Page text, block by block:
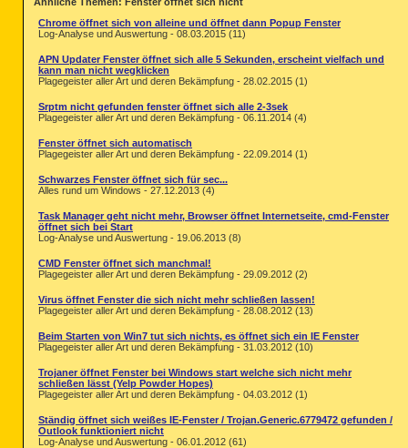
Chrome öffnet sich von alleine und öffnet dann Popup Fenster
Log-Analyse und Auswertung - 08.03.2015 (11)
APN Updater Fenster öffnet sich alle 5 Sekunden, erscheint vielfach und
kann man nicht wegklicken
Plagegeister aller Art und deren Bekämpfung - 28.02.2015 (1)
Srptm nicht gefunden fenster öffnet sich alle 2-3sek
Plagegeister aller Art und deren Bekämpfung - 06.11.2014 (4)
Fenster öffnet sich automatisch
Plagegeister aller Art und deren Bekämpfung - 22.09.2014 (1)
Schwarzes Fenster öffnet sich für sec...
Alles rund um Windows - 27.12.2013 (4)
Task Manager geht nicht mehr, Browser öffnet Internetseite, cmd-Fenster
öffnet sich bei Start
Log-Analyse und Auswertung - 19.06.2013 (8)
CMD Fenster öffnet sich manchmal!
Plagegeister aller Art und deren Bekämpfung - 29.09.2012 (2)
Virus öffnet Fenster die sich nicht mehr schließen lassen!
Plagegeister aller Art und deren Bekämpfung - 28.08.2012 (13)
Beim Starten von Win7 tut sich nichts, es öffnet sich ein IE Fenster
Plagegeister aller Art und deren Bekämpfung - 31.03.2012 (10)
Trojaner öffnet Fenster bei Windows start welche sich nicht mehr
schließen lässt (Yelp Powder Hopes)
Plagegeister aller Art und deren Bekämpfung - 04.03.2012 (1)
Ständig öffnet sich weißes IE-Fenster / Trojan.Generic.6779472 gefunden /
Outlook funktioniert nicht
Log-Analyse und Auswertung - 06.01.2012 (61)